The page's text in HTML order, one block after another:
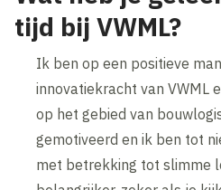
tijd bij VWML?
Ik ben op een positieve
innovatiekracht van VWML
op het gebied van
gemotiveerd en ik ben tot
met betrekking tot slimme